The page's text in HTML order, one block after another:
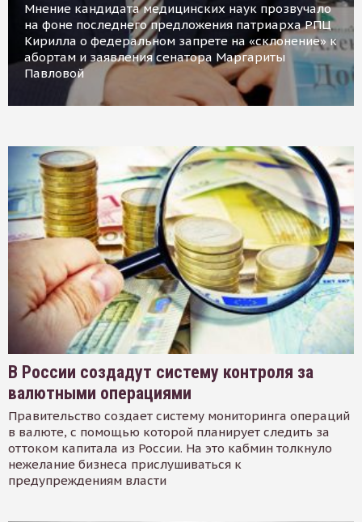
Мнение кандидата медицинских наук прозвучало
на фоне последнего предложения патриарха РПЦ
Кирилла о федеральном запрете на «склонение» к
абортам и заявления сенатора Маргариты
Павловой
В России создадут систему контроля за
валютными операциями
Правительство создает систему мониторинга операций
в валюте, с помощью которой планирует следить за
оттоком капитала из России. На это кабмин толкнуло
нежелание бизнеса прислушиваться к
предупреждениям власти